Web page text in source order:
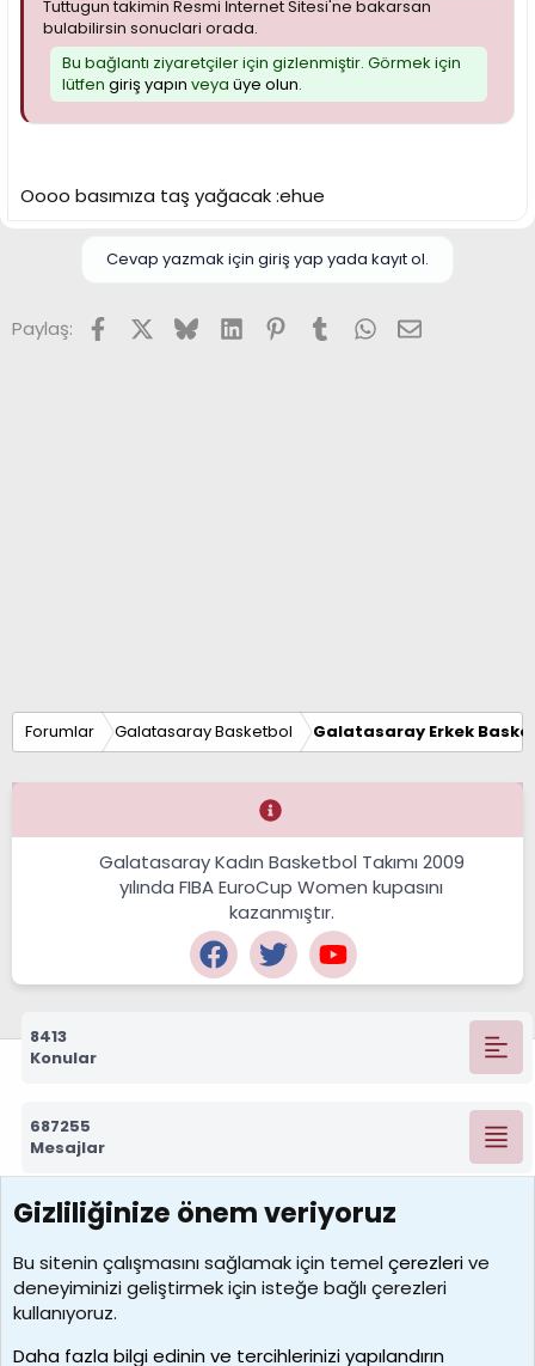
Tuttugun takimin Resmi İnternet Sitesi'ne bakarsan
bulabilirsin sonuclari orada.
Bu bağlantı ziyaretçiler için gizlenmiştir. Görmek için
lütfen giriş yapın veya üye olun.
Oooo basımıza taş yağacak :ehue
Cevap yazmak için giriş yap yada kayıt ol.
Paylaş: FacebookX (Twitter)
BlueskyLinkedInPinterest
TumblrWhatsApp
E-posta
Forumlar Galatasaray Basketbol Galatasaray Erkek
Galatasaray Kadın Basketbol Takımı 2009
yılında FIBA EuroCup Women kupasını
kazanmıştır.
8413
Konular
687255
Mesajlar
7388
Kullanıcılar
borabekirogluu
Son üye
Gizliliğinize önem veriyoruz
Bu sitenin çalışmasını sağlamak için temelçerezlerive
deneyiminizi geliştirmek için isteğe bağlı çerezleri
kullanıyoruz.
Daha fazla bilgi edinin ve tercihlerinizi yapılandırın